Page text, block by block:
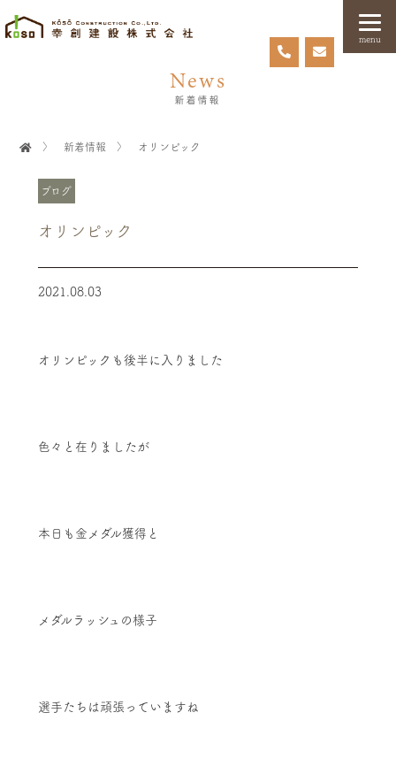
menu
News
新着情報
〉 新着情報 〉 オリンピック
ブログ
オリンピック
2021.08.03
オリンピックも後半に入りました
色々と在りましたが
本日も金メダル獲得と
メダルラッシュの様子
選手たちは頑張っていますね